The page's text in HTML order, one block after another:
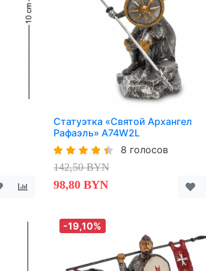
Статуэтка «Святой Архангел
Рафаэль» A74W2L
8 голосов
142,50 BYN
98,80 BYN
-19,10%